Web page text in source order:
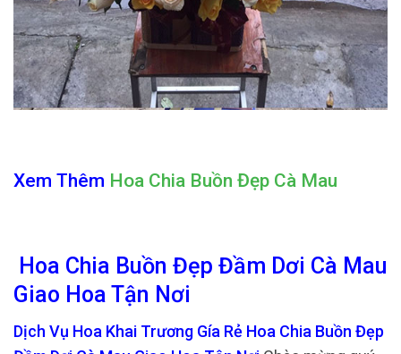
Xem Thêm Hoa Chia Buồn Đẹp Cà Mau
Hoa Chia Buồn Đẹp Đầm Dơi Cà Mau
Giao Hoa Tận Nơi
Dịch Vụ Hoa Khai Trương Gía Rẻ Hoa Chia Buồn Đẹp